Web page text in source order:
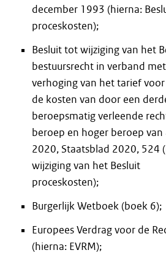
december 1993 (hierna:
proceskosten);
Besluit tot wijziging van het
bestuursrecht in verband
verhoging van het tarief
de kosten van door een
beroepsmatig verleende
beroep en hoger beroep
2020, Staatsblad 2020, 524
wijziging van het Besluit
proceskosten);
Burgerlijk Wetboek (boek 6);
Europees Verdrag voor de
(hierna: EVRM);